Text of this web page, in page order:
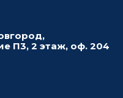
П3, 2 этаж, оф. 204